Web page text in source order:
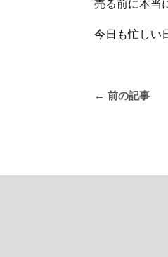
売る前に本当
今日も忙しい
←前の記事